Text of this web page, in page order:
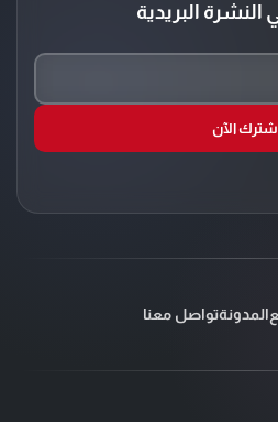
البريدية
الآن
المدونةتواصل معنا